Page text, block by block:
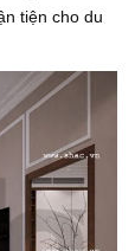
tiện cho du